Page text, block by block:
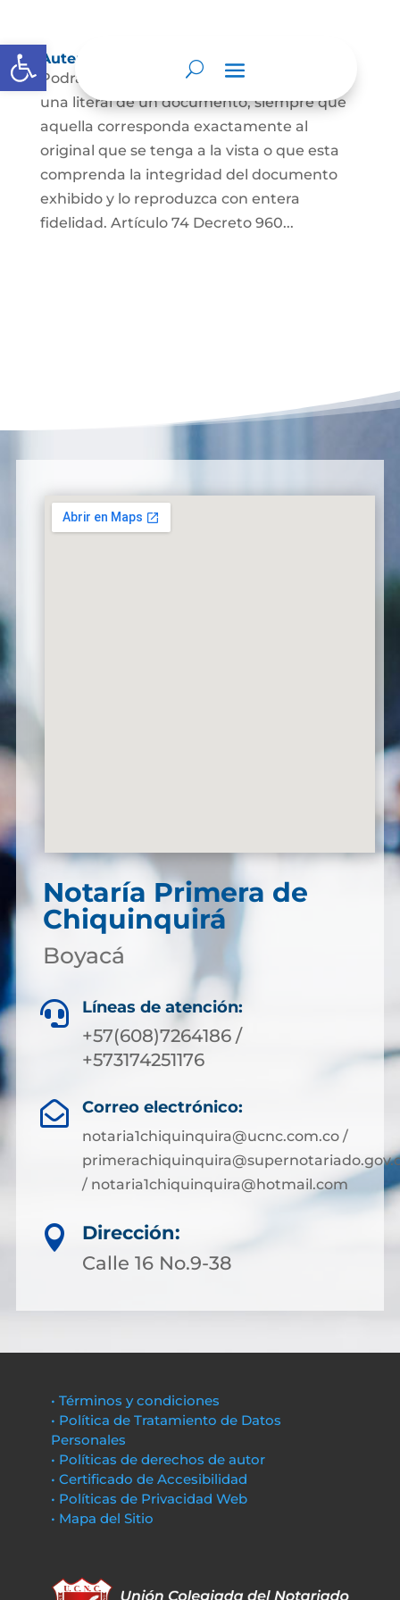
Abrir barra de herramientas
Autenticación de Copias
Podrá autenticarse una copia mecánica o
una literal de un documento, siempre que
aquella corresponda exactamente al
original que se tenga a la vista o que esta
comprenda la integridad del documento
exhibido y lo reproduzca con entera
fidelidad. Artículo 74 Decreto 960...
Notaría Primera de
Chiquinquirá
Boyacá
 Líneas de atención:
+57(608)7264186 /
+573174251176
 Correo electrónico:
notaria1chiquinquira@ucnc.com.co /
/ notaria1chiquinquira@hotmail.com

Dirección:
Calle 16 No.9-38
• Términos y condiciones
• Política de Tratamiento de Datos
Personales
• Políticas de derechos de autor
• Certificado de Accesibilidad
• Políticas de Privacidad Web
• Mapa del Sitio